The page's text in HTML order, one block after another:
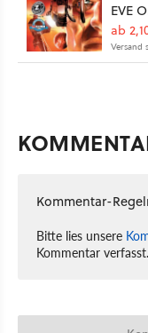
EVE
ab
Versand
Kommentar-
Bitte lies unsere
Kommentar verfasst.